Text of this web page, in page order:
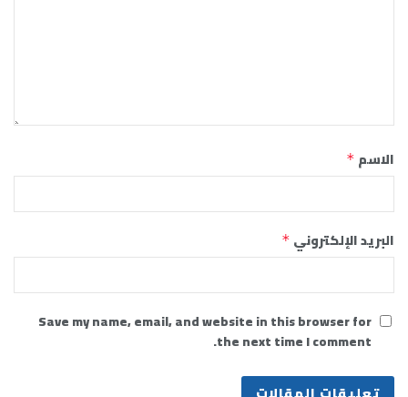
الاسم *
البريد الإلكتروني *
Save my name, email, and website in this browser for
the next time I comment.